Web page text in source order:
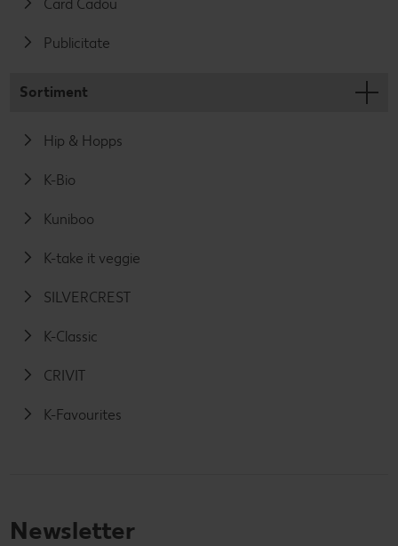
Card Cadou
Publicitate
Sortiment
Hip & Hopps
K-Bio
Kuniboo
K-take it veggie
SILVERCREST
K-Classic
CRIVIT
K-Favourites
Newsletter